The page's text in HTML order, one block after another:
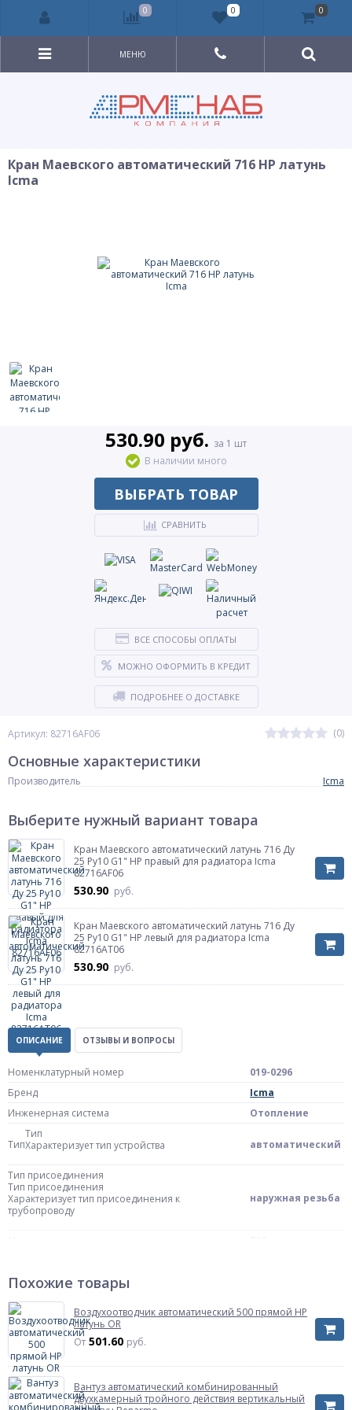
МЕНЮ
Кран Маевского автоматический 716 НР латунь
Icma
Артикул: 82716AF06 (0)
530.90 руб. за 1 шт
В наличии много
ВЫБРАТЬ ТОВАР
СРАВНИТЬ
ВСЕ СПОСОБЫ ОПЛАТЫ
МОЖНО ОФОРМИТЬ В КРЕДИТ
ПОДРОБНЕЕ О ДОСТАВКЕ
Основные характеристики
Производитель Icma
Выберите нужный вариант товара
Кран Маевского автоматический латунь 716 Ду
25 Ру10 G1" НР правый для радиатора Icma
82716AF06
530.90 руб.
Кран Маевского автоматический латунь 716 Ду
25 Ру10 G1" НР левый для радиатора Icma
82716AT06
530.90 руб.
ОПИСАНИЕ ОТЗЫВЫ И ВОПРОСЫ
Номенклатурный номер
019-0296
Бренд
Icma
Инженерная система
Отопление
Тип
Тип
Характеризует тип устройства
автоматический
Тип присоединения
Тип присоединения
Характеризует тип присоединения к
трубопроводу
наружная резьба
Характеризует материал из которого
Корпус
Резьба
Резьба
Указывает нормативный документ по которому
изготовлена присоединительная резьба
по ГОСТ 6357-81
Похожие товары
Воздухоотводчик автоматический 500 прямой НР
латунь OR
От 501.60 руб.
Вантуз автоматический комбинированный
двухкамерный тройного действия вертикальный
0 0 0